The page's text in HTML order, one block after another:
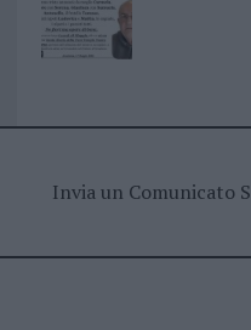
Invia un Comunicato